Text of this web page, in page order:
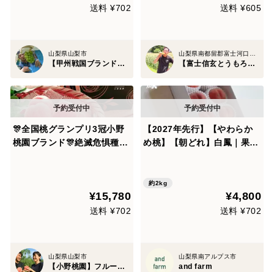
トにも喜ばれる旬の味【贈答
送料 ¥702
山梨県山梨市
【甲州戦国ブランド】新進気鋭の金子農園
【朝どれ】🌽2027年7月中旬
送料 ¥605
【富士信玄とうもろこし】大澤園
🎊全国桃グランプリ3冠小野
桃園ブランド🎊絶滅危惧種か
ペーン【朝どれ】【夏ギフ
ト】【7月中旬予約】
¥15,780
送料 ¥702
山梨県山梨市
【小野桃園】フルーツ王国山梨ブランド
【2027年先行】【やわらか
め桃】【朝どれ】白鳳｜果汁
約2kg
¥4,800
送料 ¥702
山梨県南アルプス市
and farm